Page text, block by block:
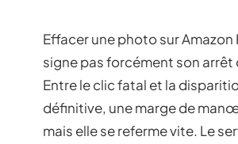
Effacer une photo sur Amazon
signe pas forcément son arrêt
Entre le clic fatal et la
définitive, une marge de
mais elle se referme vite. Le